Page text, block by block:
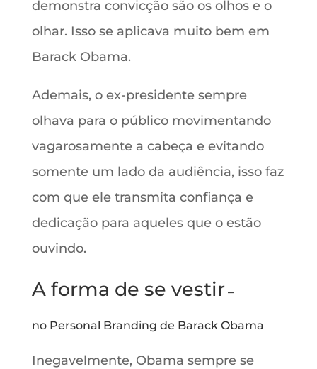
demonstra convicção são os olhos e o
olhar. Isso se aplicava muito bem em
Barack Obama.
Ademais, o ex-presidente sempre
olhava para o público movimentando
vagarosamente a cabeça e evitando
somente um lado da audiência, isso faz
com que ele transmita confiança e
dedicação para aqueles que o estão
ouvindo.
A forma de se vestir –
no Personal Branding de Barack Obama
Inegavelmente, Obama sempre se